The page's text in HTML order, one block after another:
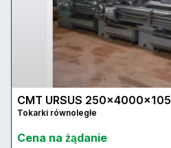
CMT URSUS 250x4000x105
Tokarki równoległe
Cena na żądanie